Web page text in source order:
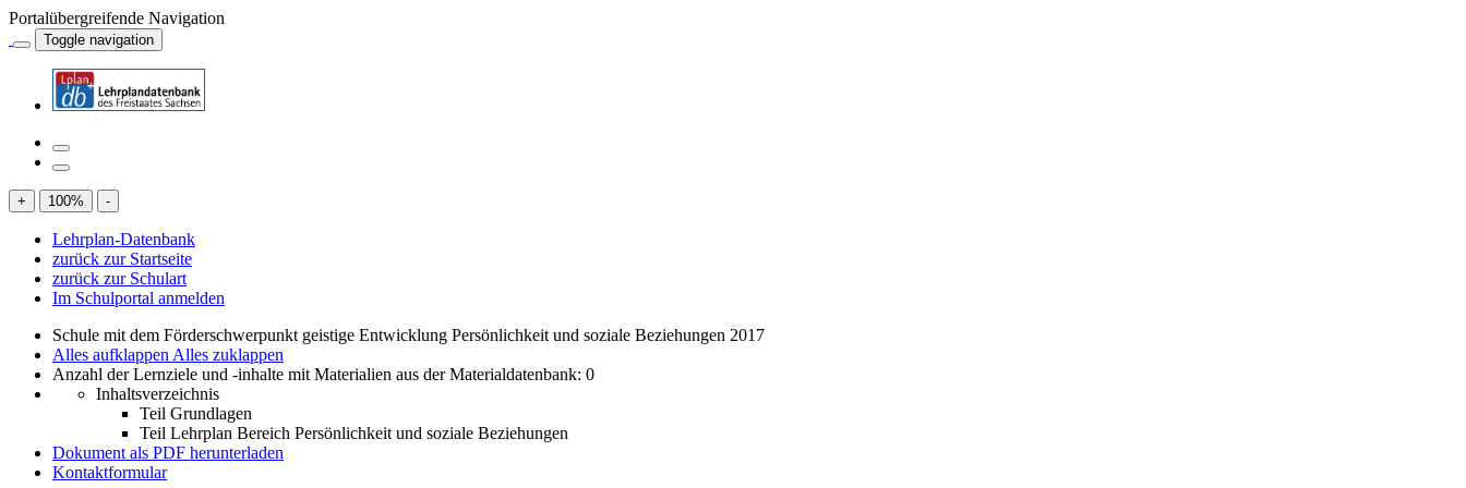
Portalübergreifende Navigation
Toggle navigation
+ 100% -
Lehrplan-Datenbank
zurück zur Startseite
zurück zur Schulart
Im Schulportal anmelden
Schule mit dem Förderschwerpunkt geistige Entwicklung Persönlichkeit und soziale Beziehungen 2017
Alles aufklappen Alles zuklappen
Anzahl der Lernziele und -inhalte mit Materialien aus der Materialdatenbank: 0
Inhaltsverzeichnis
Teil Grundlagen
Teil Lehrplan Bereich Persönlichkeit und soziale Beziehungen
Dokument als PDF herunterladen
Kontaktformular